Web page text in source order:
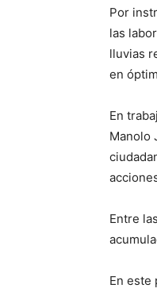
Por
las
lluvias
en
En
Manolo
Entre
En este